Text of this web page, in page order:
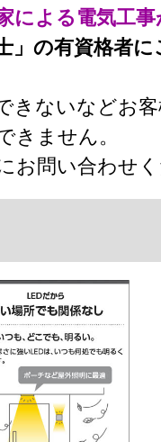
による電気工
」の有資格者
きないなどお
きません。
お問い合わせ